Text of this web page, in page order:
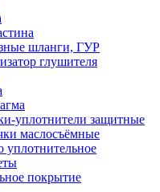
шланги, ГУР
глушителя
уплотнители защитные
маслосъёмные
уплотнительное
покрытие